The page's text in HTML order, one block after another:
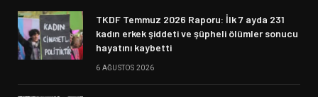
TKDF Temmuz 2026 Raporu: İlk 7 ayda 231
kadın erkek şiddeti ve şüpheli ölümler sonucu
hayatını kaybetti
6 AĞUSTOS 2026